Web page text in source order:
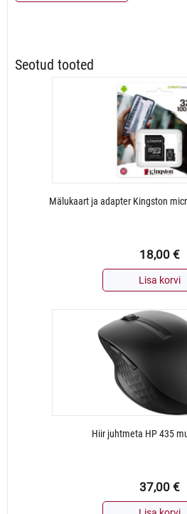
kogus
Seotud tooted
Mälukaart ja adapter Kingston
18,00 €
Lisa korvi
Hiir juhtmeta HP 435
37,00 €